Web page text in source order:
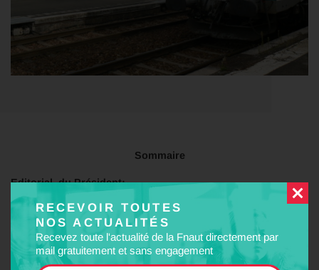
RECEVOIR TOUTES
NOS ACTUALITÉS
Recevez toute l'actualité de la Fnaut directement par
mail gratuitement et sans engagement
Sommaire
Editorial du Président:
Hommage à Y . Lagier et G. Batloog et Y. Jarlaud :
action Fnaut BFC :
Etude réseaux urbains BFC :